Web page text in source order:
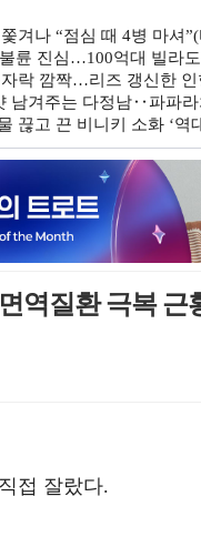
겨나 “점심 때 4병 마셔
륜 진심…100억대 빌라
락 깜짝…리즈 갱신한 인
남겨주는 다정남‥파파
끊고 끈 비니키 소화 ‘역
면역질환 극복
접 잘랐다.